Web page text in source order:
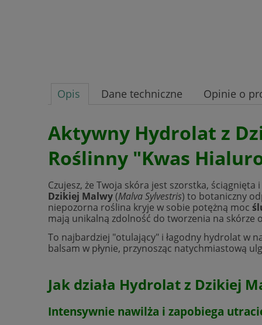
Opis Dane techniczne Opinie o
Aktywny Hydrolat z
Roślinny "Kwas
Czujesz, że Twoja skóra jest szorstka, ściągnięta
Dzikiej Malwy(Malva Sylvestris) to botaniczny
niepozorna roślina kryje w sobie potężną moc
mają unikalną zdolność do tworzenia na skórze
To najbardziej "otulający" i łagodny hydrolat w
balsam w płynie, przynosząc natychmiastową
Jak działa Hydrolat z Dzikiej
Intensywnie nawilża i zapobiega